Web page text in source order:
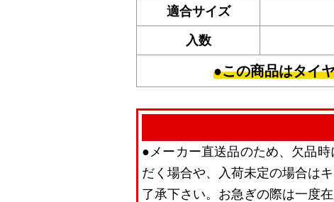
適合サイズ
入数
●この商品はタイ
●メーカー直送品のため、欠品
だく場合や、入荷未定の場合は
了承下さい。お急ぎの際は一度